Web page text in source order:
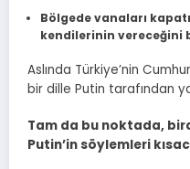
Bölgede vanaları
kendilerinin vereceğini
Aslında Türkiye’nin
bir dille Putin tarafından
Tam da bu noktada,
Putin’in söylemleri